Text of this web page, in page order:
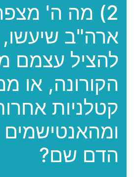
2) מה ה'
ארה"ב שיעשו,
להציל עצמם
הקורונה, או
קטלניות
הדם שם?